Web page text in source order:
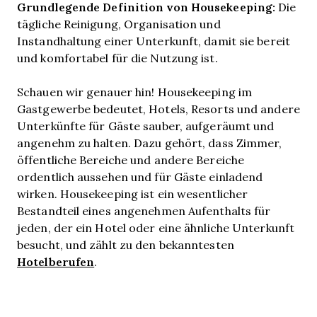
Grundlegende Definition von Housekeeping: Die
tägliche Reinigung, Organisation und
Instandhaltung einer Unterkunft, damit sie bereit
und komfortabel für die Nutzung ist.
Schauen wir genauer hin! Housekeeping im
Gastgewerbe bedeutet, Hotels, Resorts und andere
Unterkünfte für Gäste sauber, aufgeräumt und
angenehm zu halten. Dazu gehört, dass Zimmer,
öffentliche Bereiche und andere Bereiche
ordentlich aussehen und für Gäste einladend
wirken. Housekeeping ist ein wesentlicher
Bestandteil eines angenehmen Aufenthalts für
jeden, der ein Hotel oder eine ähnliche Unterkunft
besucht, und zählt zu den bekanntesten
Hotelberufen.